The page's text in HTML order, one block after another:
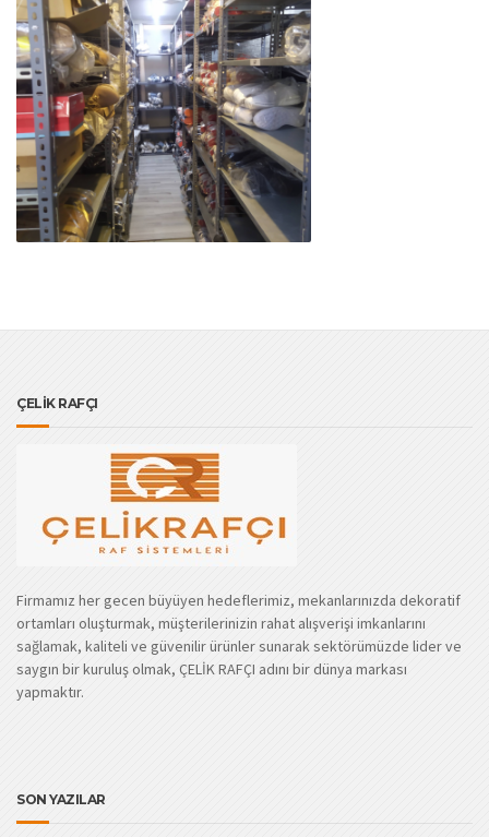
ÇELİK RAFÇI
Firmamız her gecen büyüyen hedeflerimiz, mekanlarınızda dekoratif
ortamları oluşturmak, müşterilerinizin rahat alışverişi imkanlarını
sağlamak, kaliteli ve güvenilir ürünler sunarak sektörümüzde lider ve
saygın bir kuruluş olmak, ÇELİK RAFÇI adını bir dünya markası
yapmaktır.
SON YAZILAR